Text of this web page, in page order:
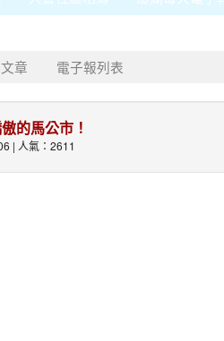
章 電子報列表
的馬公市！
| 人氣：2611